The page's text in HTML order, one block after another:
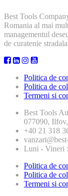
Best Tools
Romania al mai
managementul
de curatenie
Politica de
Politica de
Termeni si
Best Tools
077090,
+40 21 318
Luni - Vineri
Politica de
Politica de
Termeni si